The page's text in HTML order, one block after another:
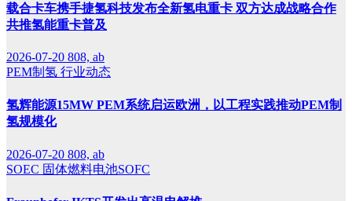
载合卡车携手捷氢科技发布全新氢电重卡 双方达成战略合作
共推氢能重卡普及
2026-07-20 808, ab
PEM制氢 行业动态
氢辉能源15MW PEM系统启运欧洲，以工程实践推动PEM制
氢规模化
2026-07-20 808, ab
SOEC 固体燃料电池SOFC